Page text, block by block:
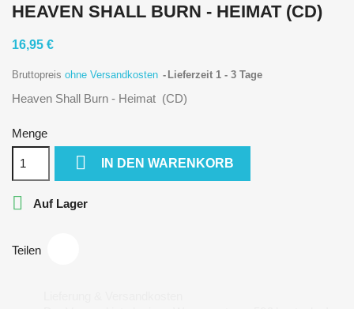
HEAVEN SHALL BURN - HEIMAT (CD)
16,95 €
Bruttopreis ohne Versandkosten Lieferzeit 1 - 3 Tage
Heaven Shall Burn - Heimat (CD)
Menge
 IN DEN WARENKORB
 Auf Lager
Teilen